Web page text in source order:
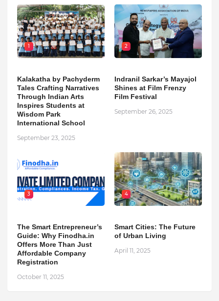
1
Kalakatha by Pachyderm
Tales Crafting Narratives
Through Indian Arts
Inspires Students at
Wisdom Park
International School
September 23, 2025
2
Indranil Sarkar’s Mayajol
Shines at Film Frenzy
Film Festival
September 26, 2025
3
The Smart Entrepreneur’s
Guide: Why Finodha.in
Offers More Than Just
Affordable Company
Registration
October 11, 2025
4
Smart Cities: The Future
of Urban Living
April 11, 2025